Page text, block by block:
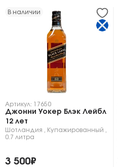
В наличии
Артикул: 17650
Джонни Уокер Блэк Лейбл
12 лет
Шотландия Купажированный
0.7 литра
3 500₽